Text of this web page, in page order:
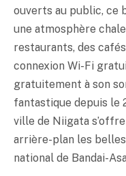
ouverts au public, ce
une atmosphère
restaurants, des
connexion Wi-Fi
gratuitement à son
fantastique depuis le
ville de Niigata
arrière-plan les
national de Bandai-